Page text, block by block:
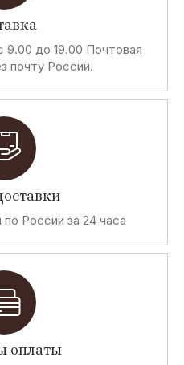
9.00 до 19.00 Почтовая
почту России.
России за 24 часа
оплаты